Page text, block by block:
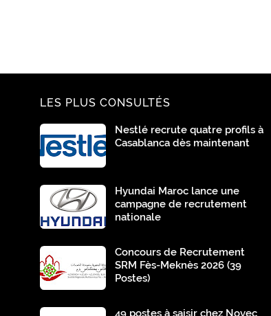
LES PLUS CONSULTÉS
Nestlé recrute quatre profils à
Casablanca dès maintenant
Hyundai Maroc lance une
campagne de recrutement
nationale
Concours de Recrutement
SRM Fès-Meknès 2026 (39
Postes)
49 postes à saisir chez Novec